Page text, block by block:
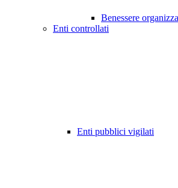
Benessere
Enti controllati
Enti pubblici vigilati